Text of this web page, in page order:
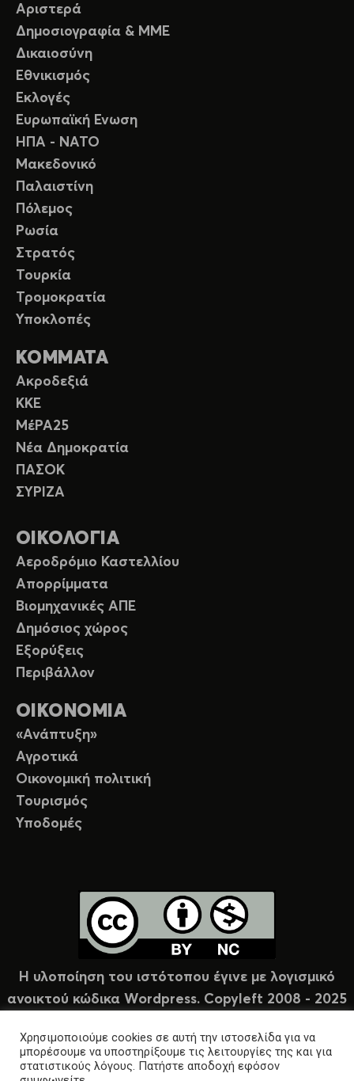
Αριστερά
Δημοσιογραφία & ΜΜΕ
Δικαιοσύνη
Εθνικισμός
Εκλογές
Ευρωπαϊκή Ενωση
ΗΠΑ - ΝΑΤΟ
Μακεδονικό
Παλαιστίνη
Πόλεμος
Ρωσία
Στρατός
Τουρκία
Τρομοκρατία
Υποκλοπές
ΚΟΜΜΑΤΑ
Ακροδεξιά
ΚΚΕ
ΜέΡΑ25
Νέα Δημοκρατία
ΠΑΣΟΚ
ΣΥΡΙΖΑ
ΟΙΚΟΛΟΓΙΑ
Αεροδρόμιο Καστελλίου
Απορρίμματα
Βιομηχανικές ΑΠΕ
Δημόσιος χώρος
Εξορύξεις
Περιβάλλον
ΟΙΚΟΝΟΜΙΑ
«Ανάπτυξη»
Αγροτικά
Οικονομική πολιτική
Τουρισμός
Υποδομές
Η υλοποίηση του ιστότοπου έγινε με λογισμικό
ανοικτού κώδικα Wordpress. Copyleft 2008 - 2025
Χρησιμοποιούμε cookies σε αυτή την ιστοσελίδα για να
μπορέσουμε να υποστηρίξουμε τις λειτουργίες της και για
στατιστικούς λόγους. Πατήστε αποδοχή εφόσον